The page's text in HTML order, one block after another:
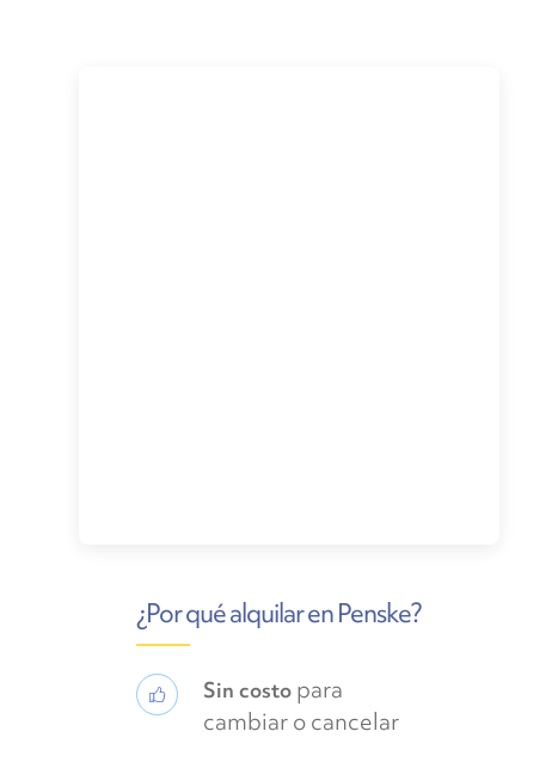
¿Por qué alquilar en Penske?
Sin costo para
cambiar o cancelar